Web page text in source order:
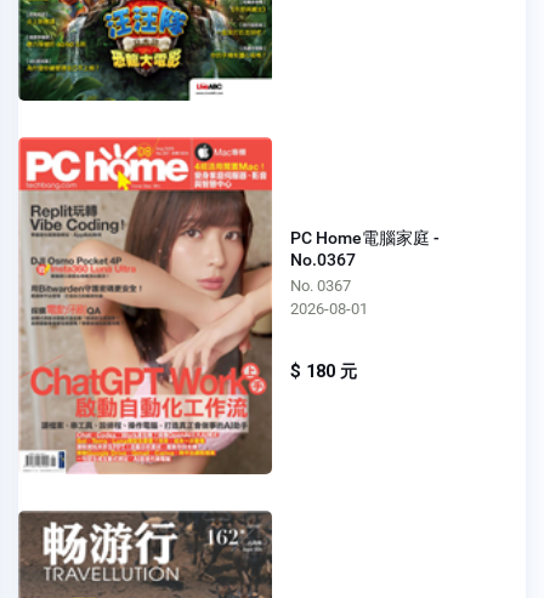
PC Home電腦家庭 -
No.0367
No. 0367
2026-08-01
$ 180 元